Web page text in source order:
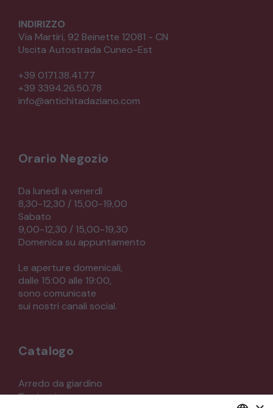
INDIRIZZO
Via Martiri, 92 Beinette 12081 - CN
Uscita Autostrada Cuneo-Est
+39 0171.38.41.77
+39 3394.26.50.78
info@antichitadaziano.com
Orario Negozio
Da lunedì a venerdì
8,30-12,30 / 15,00-19,00
Sabato
9,00-12,30 / 15,00-19,30
Domenica su appuntamento
Le aperture domenicali,
dalle 15:00 alle 19:00,
sono comunicate
sui nostri canali social.
Catalogo
Arredo da giardino
Illuminazione